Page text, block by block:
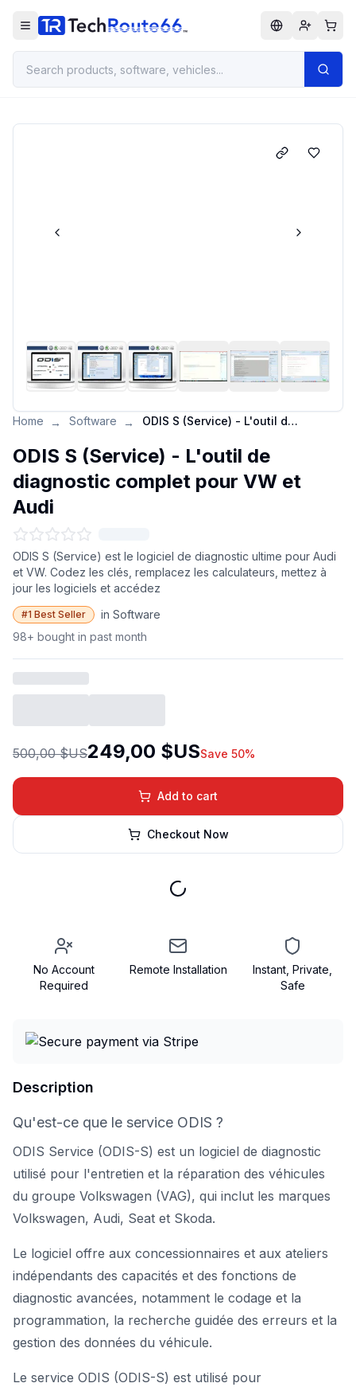
Home → Software → ODIS S (Service) - L'outil de diagnostic complet pour VW et Audi
ODIS S (Service) - L'outil de
diagnostic complet pour VW et
Audi
ODIS S (Service) est le logiciel de diagnostic ultime pour Audi
et VW. Codez les clés, remplacez les calculateurs, mettez à
jour les logiciels et accédez
#1 Best Seller
in Software
98+ bought in past month
500,00 $US249,00 $USSave 50%
Add to cart
Checkout Now
No Account
Required
Remote Installation
Instant, Private,
Safe
Description
Qu'est-ce que le service ODIS ?
ODIS Service (ODIS-S) est un logiciel de diagnostic
utilisé pour l'entretien et la réparation des véhicules
du groupe Volkswagen (VAG), qui inclut les marques
Volkswagen, Audi, Seat et Skoda.
Le logiciel offre aux concessionnaires et aux ateliers
indépendants des capacités et des fonctions de
diagnostic avancées, notamment le codage et la
programmation, la recherche guidée des erreurs et la
gestion des données du véhicule.
Le service ODIS (ODIS-S) est utilisé pour